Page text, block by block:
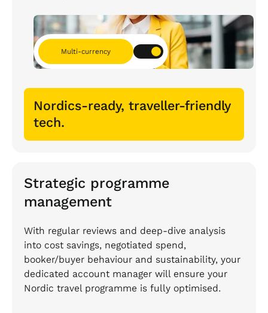
Multi-currency
Nordics-ready, traveller-friendly
tech.
Strategic programme
management
With regular reviews and deep-dive analysis
into cost savings, negotiated spend,
booker/buyer behaviour and sustainability, your
dedicated account manager will ensure your
Nordic travel programme is fully optimised.